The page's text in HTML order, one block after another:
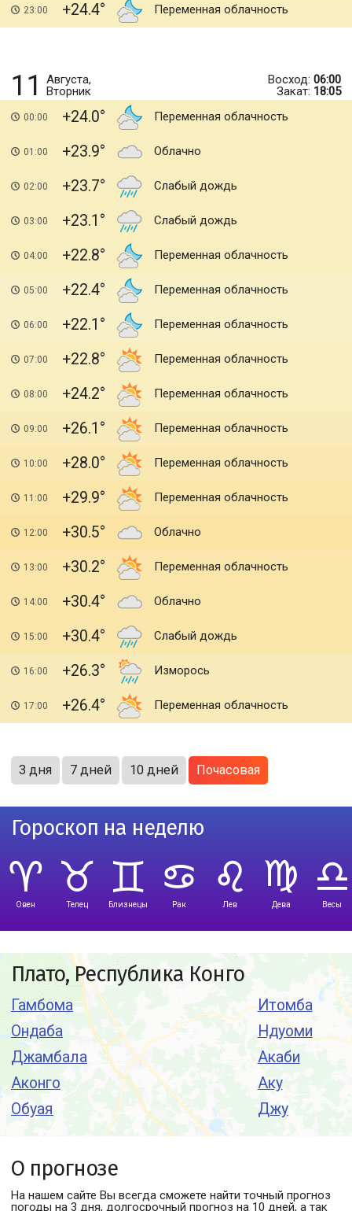
23:00 +24.4 Переменная облачность
11
Августа,
Вторник
Восход: 06:00
Закат: 18:05
00:00 +24.0 Переменная облачность
01:00 +23.9 Облачно
02:00 +23.7 Слабый дождь
03:00 +23.1 Слабый дождь
04:00 +22.8 Переменная облачность
05:00 +22.4 Переменная облачность
06:00 +22.1 Переменная облачность
07:00 +22.8 Переменная облачность
08:00 +24.2 Переменная облачность
09:00 +26.1 Переменная облачность
10:00 +28.0 Переменная облачность
11:00 +29.9 Переменная облачность
12:00 +30.5 Облачно
13:00 +30.2 Переменная облачность
14:00 +30.4 Облачно
15:00 +30.4 Слабый дождь
16:00 +26.3 Изморось
17:00 +26.4 Переменная облачность
3 дня 7 дней 10 дней Почасовая
Гороскоп на неделю
Овен Телец Близнецы Рак Лев Дева Весы
Плато, Республика Конго
Гамбома
Ондаба
Джамбала
Аконго
Обуая
Итомба
Ндуоми
Акаби
Аку
Джу
О прогнозе
На нашем сайте Вы всегда сможете найти точный прогноз
погоды на 3 дня, долгосрочный прогноз на 10 дней, а так